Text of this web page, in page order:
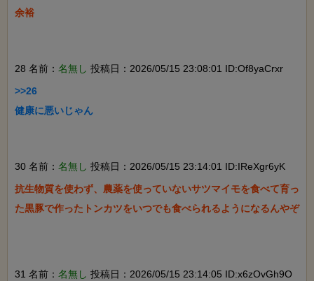
余裕
28 名前： 名無し 投稿日：2026/05/15 23:08:01 ID:Of8yaCrxr
>>26
健康に悪いじゃん
30 名前： 名無し 投稿日：2026/05/15 23:14:01 ID:IReXgr6yK
抗生物質を使わず、農薬を使っていないサツマイモを食べて育っ
た黒豚で作ったトンカツをいつでも食べられるようになるんやぞ
31 名前： 名無し 投稿日：2026/05/15 23:14:05 ID:x6zOvGh9O